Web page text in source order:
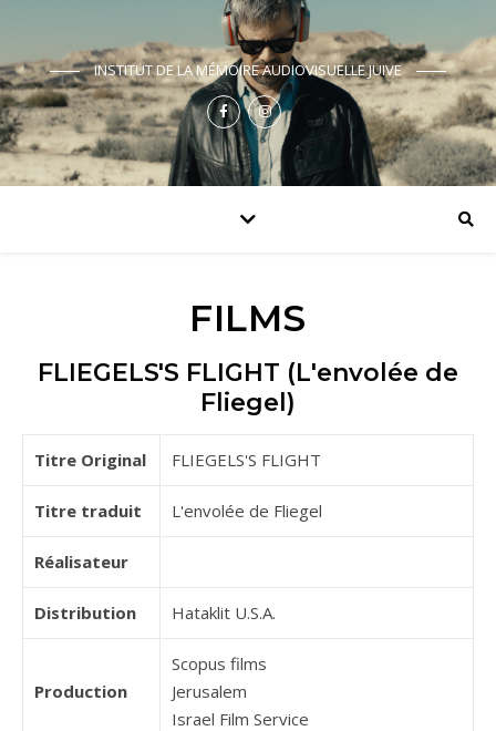
INSTITUT DE LA MÉMOIRE AUDIOVISUELLE JUIVE
FILMS
FLIEGELS'S FLIGHT (L'envolée de
Fliegel)
Titre Original FLIEGELS'S FLIGHT
Titre traduit L'envolée de Fliegel
Réalisateur
Distribution Hataklit U.S.A.
Production
Scopus films
Jerusalem
Israel Film Service